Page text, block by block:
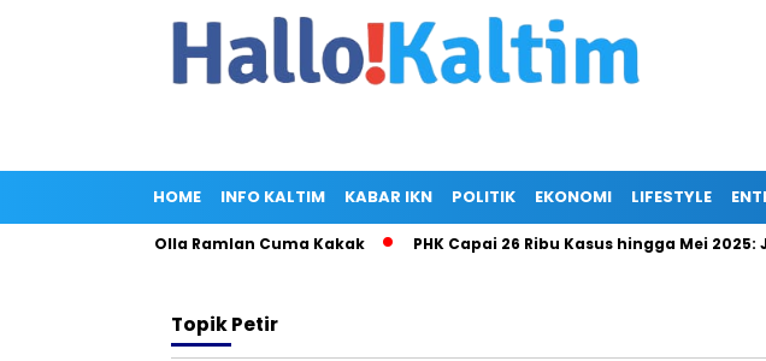
HOME INFO KALTIM KABAR IKN POLITIK EKONOMI LIFESTYLE
Singgung Olla Ramlan Cuma Kakak PHK Capai 26 Ribu Kasus hingga Mei 2025:
TopikPetir